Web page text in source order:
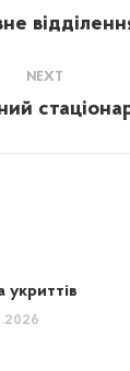
Previous
NEXT
Next
укриттів